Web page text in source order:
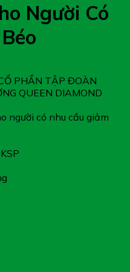
Người Có
PHẦN TẬP ĐOÀN
QUEEN DIAMOND
người có nhu cầu giảm